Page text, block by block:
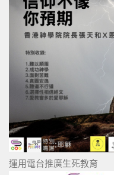
運用電台推廣生死教育